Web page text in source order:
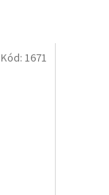
Kód: 1671